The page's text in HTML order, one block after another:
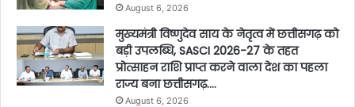
August 6, 2026
मुख्यमंत्री विष्णुदेव साय के नेतृत्व में छत्तीसगढ़ को
बड़ी उपलब्धि, SASCI 2026-27 के तहत
प्रोत्साहन राशि प्राप्त करने वाला देश का पहला
राज्य बना छत्तीसगढ़….
August 6, 2026